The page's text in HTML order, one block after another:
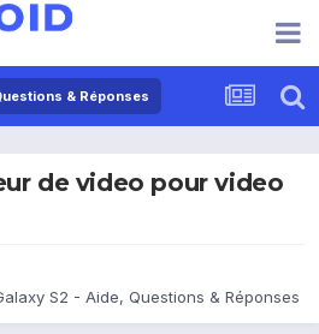
& Réponses
de video pour video
S2 - Aide, Questions & Réponses